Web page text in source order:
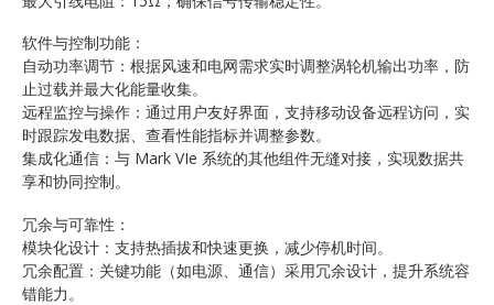
软件与控制功能：
自动功率调节：根据风速和电网需求实时调整涡轮机输出功率，防
止过载并最大化能量收集。
远程监控与操作：通过用户友好界面，支持移动设备远程访问，实
时跟踪发电数据、查看性能指标并调整参数。
集成化通信：与 Mark VIe 系统的其他组件无缝对接，实现数据共
享和协同控制。
冗余与可靠性：
模块化设计：支持热插拔和快速更换，减少停机时间。
冗余配置：关键功能（如电源、通信）采用冗余设计，提升系统容
错能力。